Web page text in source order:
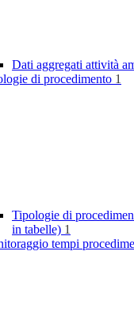
Dati aggregati attività
di procedimento 1
Tipologie di
in tabelle) 1
tempi